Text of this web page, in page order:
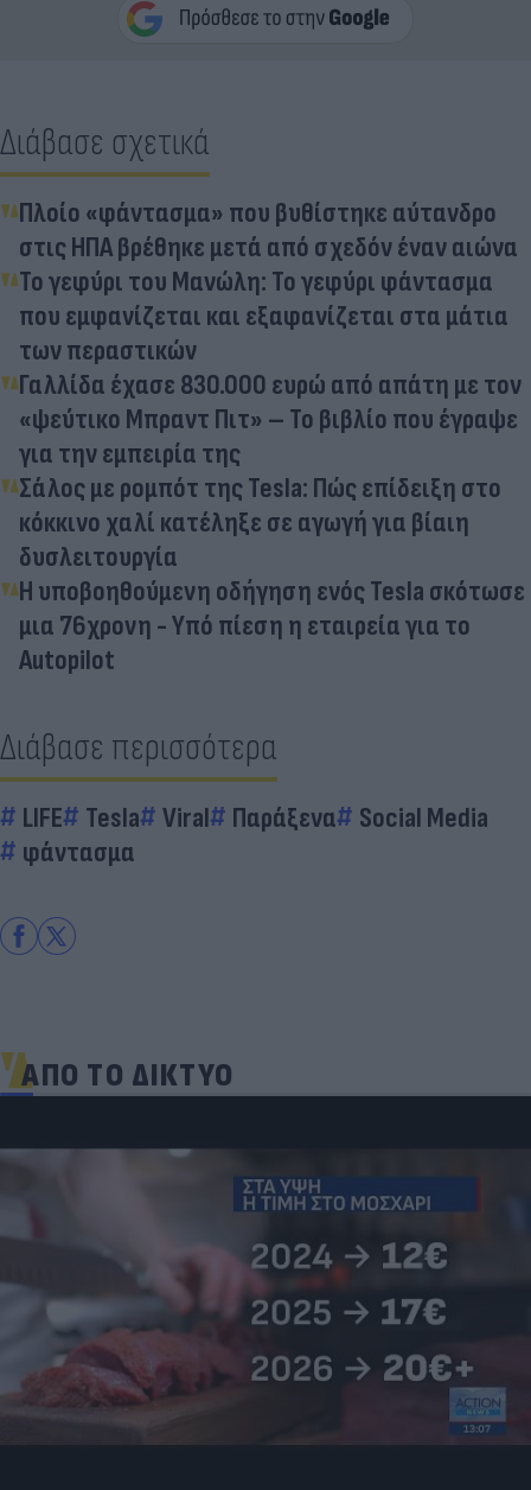
Διάβασε σχετικά
Πλοίο «φάντασμα» που βυθίστηκε αύτανδρο
στις ΗΠΑ βρέθηκε μετά από σχεδόν έναν αιώνα
Το γεφύρι του Μανώλη: Το γεφύρι φάντασμα
που εμφανίζεται και εξαφανίζεται στα μάτια
των περαστικών
Γαλλίδα έχασε 830.000 ευρώ από απάτη με τον
«ψεύτικο Μπραντ Πιτ» – Το βιβλίο που έγραψε
για την εμπειρία της
Σάλος με ρομπότ της Tesla: Πώς επίδειξη στο
κόκκινο χαλί κατέληξε σε αγωγή για βίαιη
δυσλειτουργία
Η υποβοηθούμενη οδήγηση ενός Tesla σκότωσε
μια 76χρονη - Υπό πίεση η εταιρεία για το
Autopilot
Διάβασε περισσότερα
LIFE Tesla Viral Παράξενα
Social Media
φάντασμα
ΑΠΟ ΤΟ ΔΙΚΤΥΟ